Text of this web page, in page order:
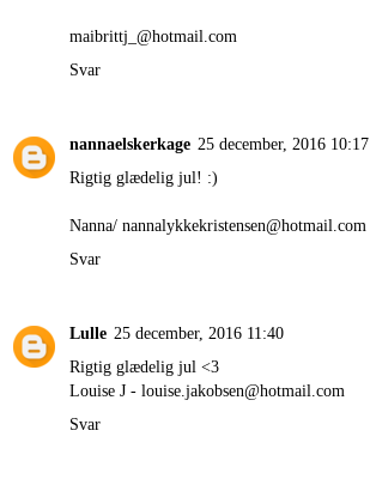
maibrittj_@hotmail.com
Svar
nannaelskerkage 25 december, 2016 10:17
Rigtig glædelig jul! :)
Nanna/ nannalykkekristensen@hotmail.com
Svar
Lulle 25 december, 2016 11:40
Rigtig glædelig jul <3
Louise J - louise.jakobsen@hotmail.com
Svar